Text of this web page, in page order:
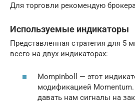
Для торговли рекомендую
Используемые индикаторы
Представленная стратегия для 5
всего на двух индикаторах:
Mompinboll — этот
модификацией
давать нам сигналы на